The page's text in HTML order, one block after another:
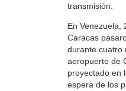
transmisión.
En Venezuela,
Caracas
durante cuatro
aeropuerto de
proyectado en
espera de los